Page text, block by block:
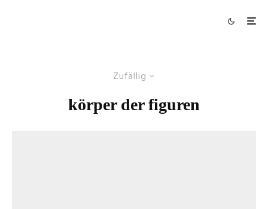
Zufällig
körper der figuren